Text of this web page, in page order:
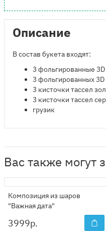
Описание
В состав букета входят:
3 фольгированные
3 фольгированных
3 кисточки тассел
3 кисточки тассел
грузик
Вас также могут
Композиция из шаров
"Важная дата"
3999р.